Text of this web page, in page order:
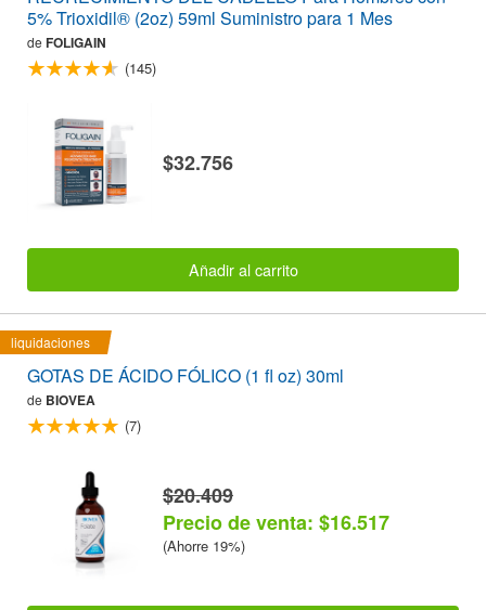
5% Trioxidil® (2oz) 59ml Suministro para 1 Mes
de FOLIGAIN
(145)
$32.756
Añadir al carrito
liquidaciones
GOTAS DE ÁCIDO FÓLICO (1 fl oz) 30ml
de BIOVEA
(7)
$20.409
Precio de venta: $16.517
(Ahorre 19%)